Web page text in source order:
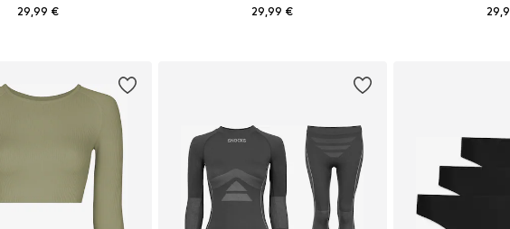
29,99 € 29,99 €